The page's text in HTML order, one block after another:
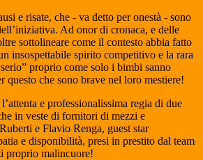
e risate, che - va detto per onestà - sono
Ad onor di cronaca, e delle
sottolineare come il contesto abbia fatto
insospettabile spirito competitivo e la rara
proprio come solo i bimbi sanno
questo che sono brave nel loro mestiere!
e professionalissima regia di due
in veste di fornitori di mezzi e
e Flavio Renga, guest star
e disponibilità, presi in prestito dal team
proprio malincuore!